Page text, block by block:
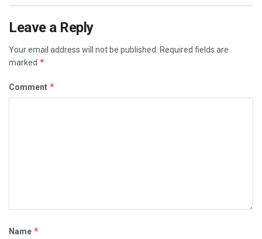
Leave a Reply
Your email address will not be published.
Required fields are
marked *
Comment *
Name *